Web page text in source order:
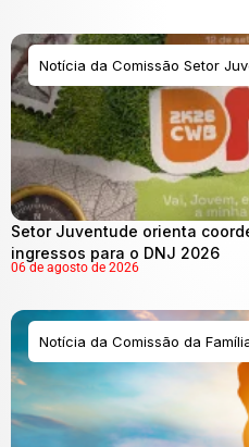
Notícia da Comissão Setor
Setor Juventude orienta
ingressos para o DNJ 2026
06 de agosto de 2026
Notícia da Comissão da